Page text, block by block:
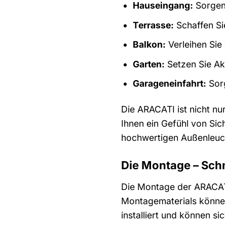
Hauseingang:
Terrasse: Schaffen
Balkon: Verleihen
Garten: Setzen Sie
Garageneinfahrt:
Die ARACATI ist nicht
Ihnen ein Gefühl von
hochwertigen
Die Montage –
Die Montage der
Montagematerials
installiert und können